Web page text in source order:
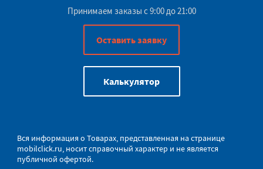
Принимаем заказы с 9:00 до 21:00
Оставить заявку
Калькулятор
Вся информация о Товарах, представленная на странице
mobilclick.ru, носит справочный характер и не является
публичной офертой.